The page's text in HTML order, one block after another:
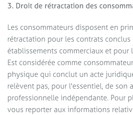
Nous utilisons Brevo comme
personnelles que vous avez fournies
Brevo à des fins de traitement,
de confidentialité de
3. Droit de rétractation des
Les consommateurs disposent en
rétractation pour les contrats conclus
établissements commerciaux et pour
Est considérée comme
physique qui conclut un acte
relèvent pas, pour l'essentiel, de son
professionnelle indépendante. Pour
vous reporter aux informations